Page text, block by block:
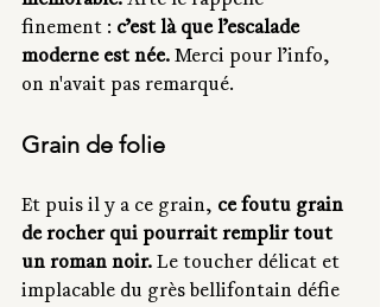
finement : c’est là que l’escalade
moderne est née. Merci pour l’info,
on n'avait pas remarqué.
Grain de folie
Et puis il y a ce grain, ce foutu grain
de rocher qui pourrait remplir tout
un roman noir. Le toucher délicat et
implacable du grès bellifontain défie